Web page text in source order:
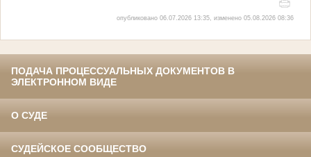
опубликовано 06.07.2026 13:35, изменено 05.08.2026 08:36
ПОДАЧА ПРОЦЕССУАЛЬНЫХ ДОКУМЕНТОВ В
ЭЛЕКТРОННОМ ВИДЕ
О СУДЕ
СУДЕЙСКОЕ СООБЩЕСТВО